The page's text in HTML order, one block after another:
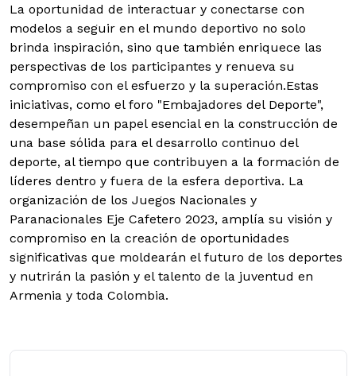
La oportunidad de interactuar y conectarse con
modelos a seguir en el mundo deportivo no solo
brinda inspiración, sino que también enriquece las
perspectivas de los participantes y renueva su
compromiso con el esfuerzo y la superación.Estas
iniciativas, como el foro "Embajadores del Deporte",
desempeñan un papel esencial en la construcción de
una base sólida para el desarrollo continuo del
deporte, al tiempo que contribuyen a la formación de
líderes dentro y fuera de la esfera deportiva. La
organización de los Juegos Nacionales y
Paranacionales Eje Cafetero 2023, amplía su visión y
compromiso en la creación de oportunidades
significativas que moldearán el futuro de los deportes
y nutrirán la pasión y el talento de la juventud en
Armenia y toda Colombia.